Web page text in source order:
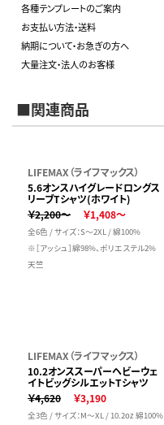
各種テンプレートのご案内
お支払い方法・送料
納期について・お急ぎの方へ
大量注文・法人のお客様
■関連商品
LIFEMAX（ライフマックス）
5.6オンスハイグレードロングス
リーブTシャツ(ホワイト)
￥2,200～
￥1,408～
全6色 / サイズ：S～2XL / 綿100%
※［アッシュ］綿98%、ポリエステル2%
天竺
LIFEMAX（ライフマックス）
10.2オンススーパーヘビーウェ
イトビッグシルエットTシャツ
￥4,620
￥3,190
全3色 / サイズ：M～XL / 10.2oz 綿100%